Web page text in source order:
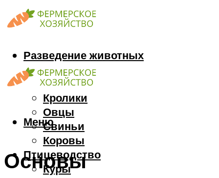
Разведение животных
Козы
Кони
Кролики
Овцы
Свиньи
Коровы
Птицеводство
Куры
Меню
Основы